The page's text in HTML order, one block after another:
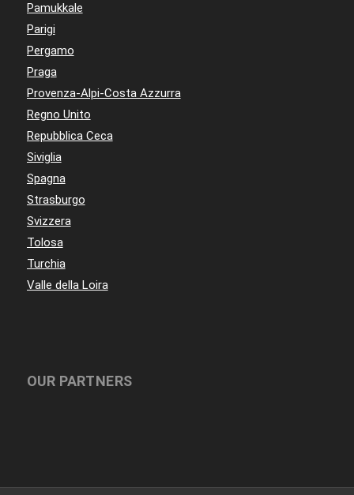
Pamukkale
Parigi
Pergamo
Praga
Provenza-Alpi-Costa Azzurra
Regno Unito
Repubblica Ceca
Siviglia
Spagna
Strasburgo
Svizzera
Tolosa
Turchia
Valle della Loira
OUR PARTNERS